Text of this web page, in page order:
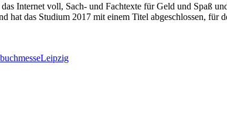
Internet voll, Sach- und Fachtexte für Geld und Spaß
hat das Studium 2017 mit einem Titel abgeschlossen,
buchmesseLeipzig